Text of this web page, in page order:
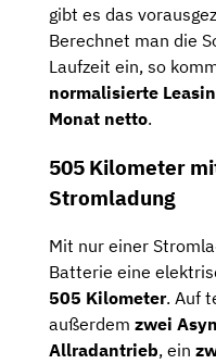
gibt es das
Berechnet man die
Laufzeit ein, so
normalisierte
Monat netto.
505 Kilometer
Stromladung
Mit nur einer
Batterie eine
505 Kilometer. Auf
außerdem zwei
Allradantrieb, ein